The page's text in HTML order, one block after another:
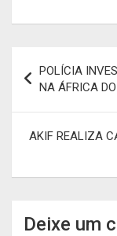
Navegação
de
artigos
POLÍCIA
NA ÁFRICA
AKIF REALIZA
Deixe um